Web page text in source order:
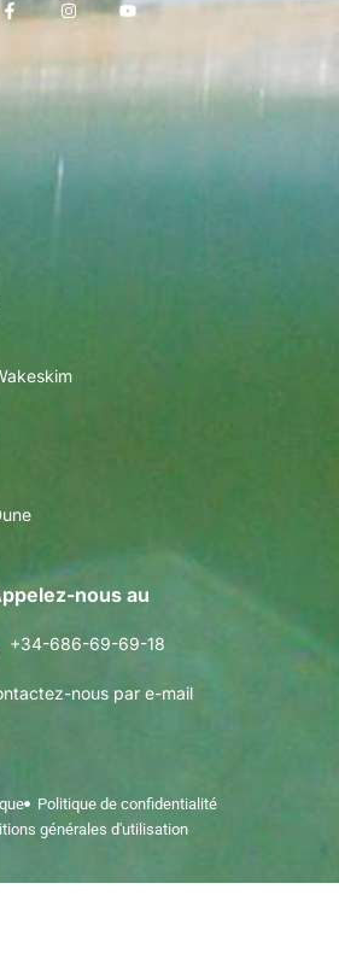
nous au
+34-686-69-69-18
nous par e-mail
Politique de confidentialité
générales d'utilisation